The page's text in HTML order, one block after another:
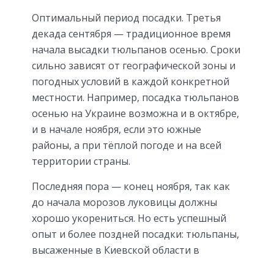
Оптимальный период посадки. Третья
декада сентября — традиционное время
начала высадки тюльпанов осенью. Сроки
сильно зависят от географической зоны и
погодных условий в каждой конкретной
местности. Например, посадка тюльпанов
осенью на Украине возможна и в октябре,
и в начале ноября, если это южные
районы, а при тёплой погоде и на всей
территории страны.
Последняя пора — конец ноября, так как
до начала морозов луковицы должны
хорошо укорениться. Но есть успешный
опыт и более поздней посадки: тюльпаны,
высаженные в Киевской области в